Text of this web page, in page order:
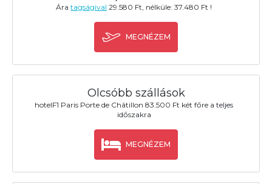
Áratagságival 29.580 Ft, nélküle: 37.480 Ft !
MEGNÉZEM
Olcsóbb szállások
hotelF1 Paris Porte de Châtillon 83.500 Ft két főre a teljes
időszakra
MEGNÉZEM